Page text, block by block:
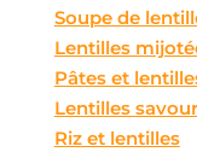
Soupe de
Lentilles
Pâtes et
Lentilles
Riz et lentilles